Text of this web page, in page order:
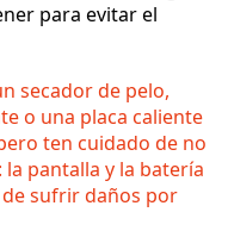
para evitar el
secador de pelo,
o una placa caliente
ten cuidado de no
pantalla y la batería
sufrir daños por